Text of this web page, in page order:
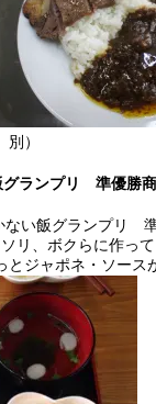
別）
ランプリ 準優勝
い飯グランプリ
リ、ボクらに作っ
とジャポネ・ソース